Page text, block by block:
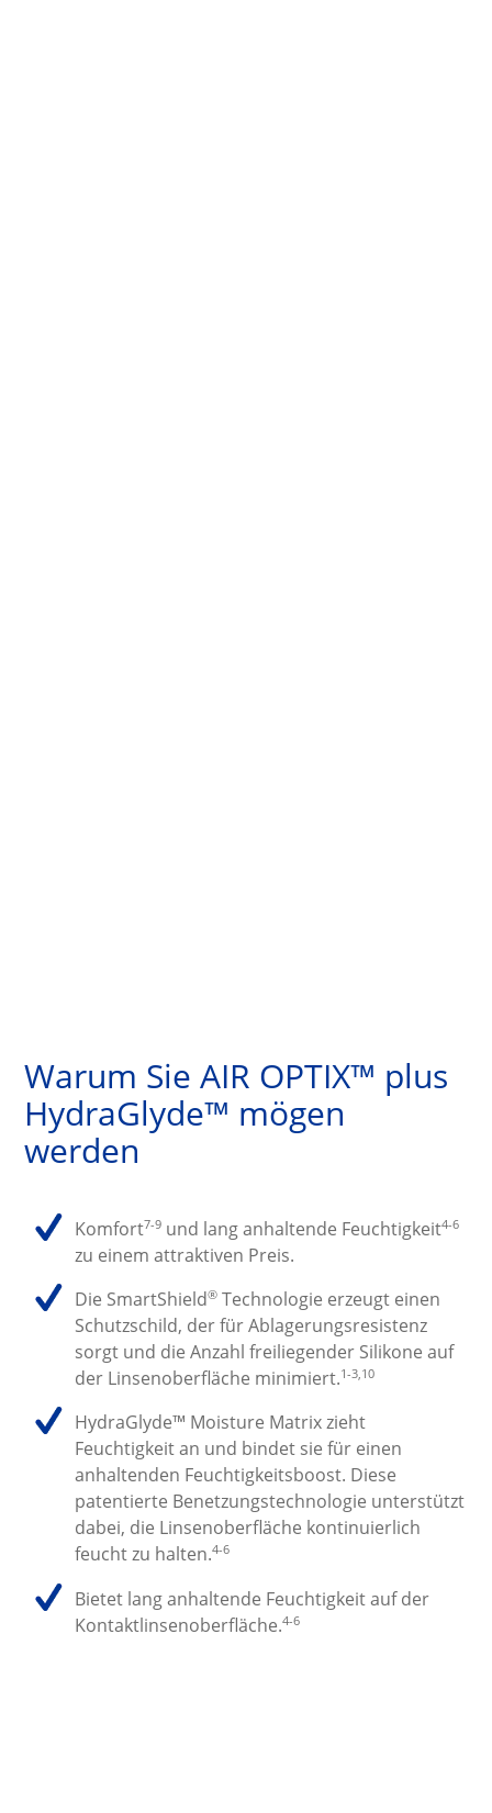
Warum Sie AIR OPTIX™ plus
HydraGlyde™ mögen
werden
Komfort7-9 und lang anhaltende Feuchtigkeit4-6
zu einem attraktiven Preis.
Die SmartShield® Technologie erzeugt einen
Schutzschild, der für Ablagerungsresistenz
sorgt und die Anzahl freiliegender Silikone auf
der Linsenoberfläche minimiert.1-3,10
HydraGlyde™ Moisture Matrix zieht
Feuchtigkeit an und bindet sie für einen
anhaltenden Feuchtigkeitsboost. Diese
patentierte Benetzungstechnologie unterstützt
dabei, die Linsenoberfläche kontinuierlich
feucht zu halten.4-6
Bietet lang anhaltende Feuchtigkeit auf der
Kontaktlinsenoberfläche.4-6